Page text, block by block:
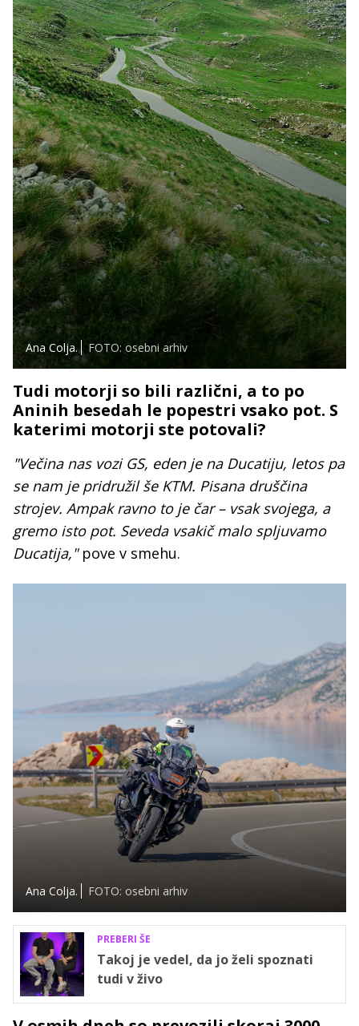
Ana Colja. FOTO: osebni arhiv
Tudi motorji so bili različni, a to po
Aninih besedah le popestri vsako pot. S
katerimi motorji ste potovali?
"Večina nas vozi GS, eden je na Ducatiju, letos pa
se nam je pridružil še KTM. Pisana druščina
strojev. Ampak ravno to je čar – vsak svojega, a
gremo isto pot. Seveda vsakič malo spljuvamo
Ducatija,"pove v smehu.
Ana Colja. FOTO: osebni arhiv
PREBERI ŠE
Takoj je vedel, da jo želi spoznati
tudi v živo